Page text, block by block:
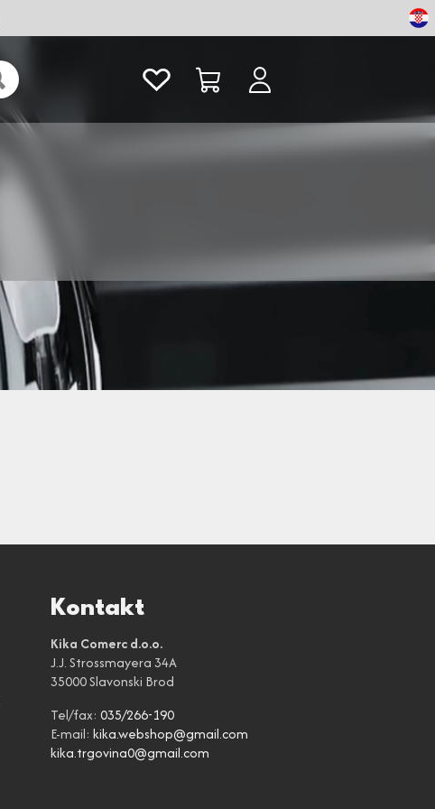
Kontakt
Kika Comerc d.o.o.
J.J. Strossmayera 34A
35000 Slavonski Brod
Tel/fax: 035/266-190
E-mail: kika.webshop@gmail.com
kika.trgovina0@gmail.com